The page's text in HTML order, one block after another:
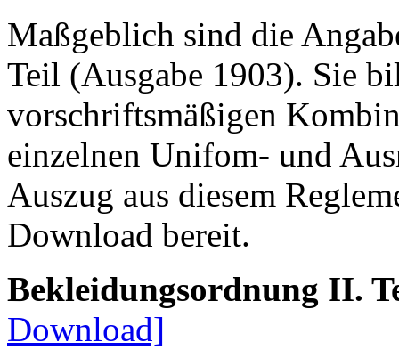
Maßgeblich sind die
Teil (Ausgabe 1903). Sie
vorschriftsmäßigen
einzelnen Unifom- und
Auszug aus diesem
Download bereit.
Bekleidungsordnung II.
Download]